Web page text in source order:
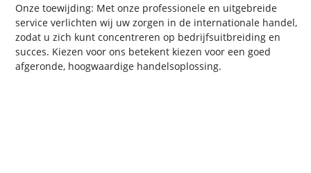
Onze toewijding: Met onze professionele en uitgebreide
service verlichten wij uw zorgen in de internationale handel,
zodat u zich kunt concentreren op bedrijfsuitbreiding en
succes. Kiezen voor ons betekent kiezen voor een goed
afgeronde, hoogwaardige handelsoplossing.